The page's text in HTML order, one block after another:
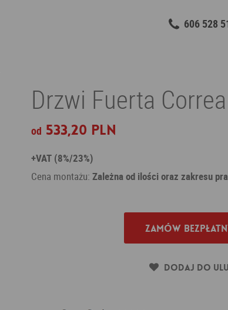
606 528
Drzwi Fuerta
od 533,20 PLN
+VAT (8%/23%)
Cena montażu: Zależna od ilości oraz zakresu
Zamów
Dodaj do